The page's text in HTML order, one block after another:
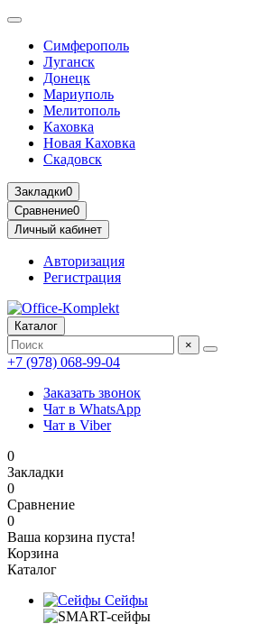
Симферополь
Луганск
Донецк
Мариуполь
Мелитополь
Каховка
Новая Каховка
Скадовск
Закладки0
Сравнение0
Личный кабинет
Авторизация
Регистрация
Каталог
×
+7 (978) 068-99-04
Заказать звонок
Чат в WhatsApp
Чат в Viber
0
Закладки
0
Сравнение
0
Ваша корзина пуста!
Корзина
Каталог
Сейфы